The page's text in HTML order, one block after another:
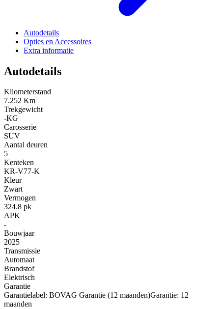
Autodetails
Opties en Accessoires
Extra informatie
Autodetails
Kilometerstand
7.252 Km
Trekgewicht
-KG
Carosserie
SUV
Aantal deuren
5
Kenteken
KR-V77-K
Kleur
Zwart
Vermogen
324.8 pk
APK
-
Bouwjaar
2025
Transmissie
Automaat
Brandstof
Elektrisch
Garantie
Garantielabel: BOVAG Garantie (12 maanden)Garantie: 12
maanden